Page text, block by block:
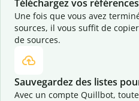
Téléchargez vos
Une fois que vous avez
sources, il vous suffit de
de sources.
Sauvegardez des listes
Avec un compte Quillbot,